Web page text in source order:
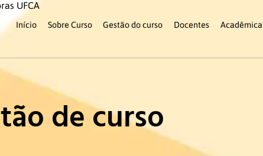
Início Sobre Curso Gestão do curso Docentes Acadêmica
de curso